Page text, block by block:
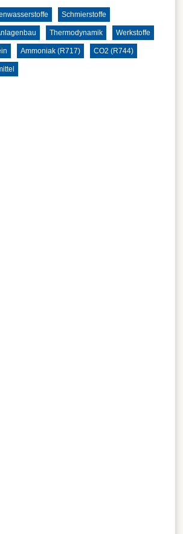
Schmierstoffe
Thermodynamik Werkstoffe
Ammoniak (R717) CO2 (R744)